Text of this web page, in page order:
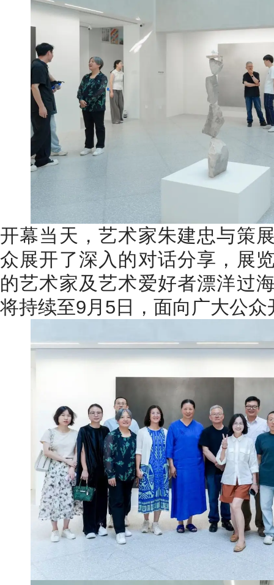
开幕当天，艺术家朱建忠与策
众展开了深入的对话分享，展
的艺术家及艺术爱好者漂洋过
将持续至9月5日，面向广大公众